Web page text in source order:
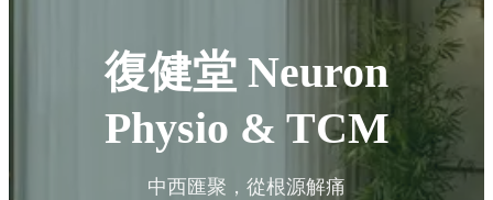
復健堂 Neuron
Physio & TCM
中西匯聚，從根源解痛